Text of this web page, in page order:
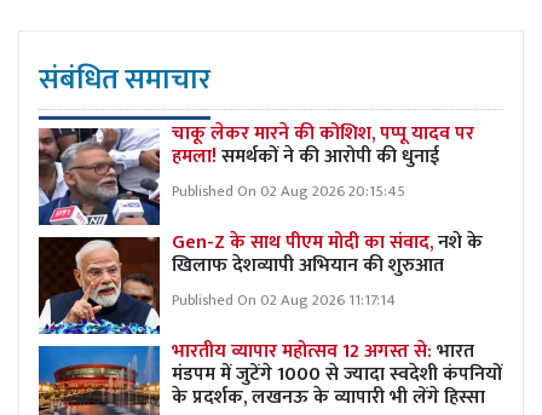
संबंधित समाचार
चाकू लेकर मारने की कोशिश, पप्पू यादव पर
हमला!समर्थकों ने की आरोपी की धुनाई
Published On 02 Aug 2026 20:15:45
Gen-Z के साथ पीएम मोदी का संवाद,नशे के
खिलाफ देशव्यापी अभियान की शुरुआत
Published On 02 Aug 2026 11:17:14
भारतीय व्यापार महोत्सव 12 अगस्त से:भारत
मंडपम में जुटेंगे 1000 से ज्यादा स्वदेशी कंपनियों
के प्रदर्शक, लखनऊ के व्यापारी भी लेंगे हिस्सा